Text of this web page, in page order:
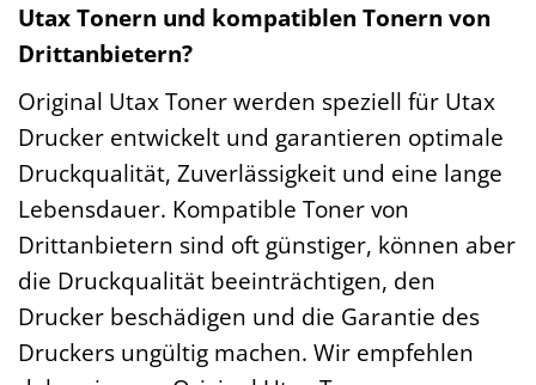
Utax Tonern und kompatiblen Tonern von
Drittanbietern?
Original Utax Toner werden speziell für Utax
Drucker entwickelt und garantieren optimale
Druckqualität, Zuverlässigkeit und eine lange
Lebensdauer. Kompatible Toner von
Drittanbietern sind oft günstiger, können aber
die Druckqualität beeinträchtigen, den
Drucker beschädigen und die Garantie des
Druckers ungültig machen. Wir empfehlen